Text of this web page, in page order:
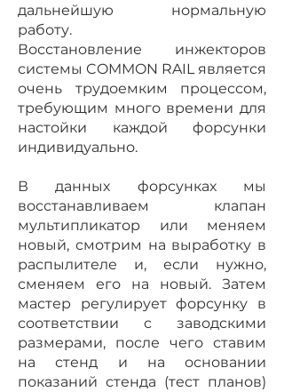
дальнейшую нормальную
работу.
Восстановление инжекторов
системы COMMON RAIL является
очень трудоемким процессом,
требующим много времени для
настойки каждой форсунки
индивидуально.
В данных форсунках мы
восстанавливаем клапан
мультипликатор или меняем
новый, смотрим на выработку в
распылителе и, если нужно,
сменяем его на новый. Затем
мастер регулирует форсунку в
соответствии с заводскими
размерами, после чего ставим
на стенд и на основании
показаний стенда (тест планов)